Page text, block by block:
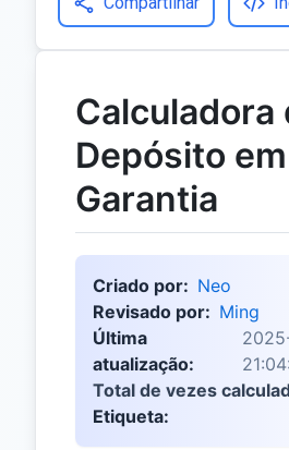
Calculadora
Depósito em
Garantia
Criado por: Neo
Revisado por: Ming
Última
atualização:
Total de vezes
Etiqueta: